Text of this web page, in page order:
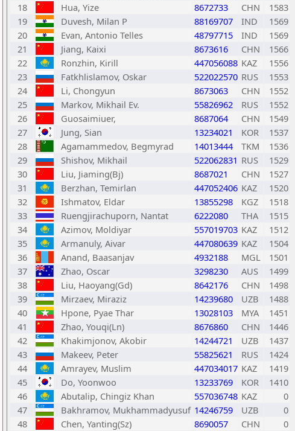
18
Hua, Yize 8672733 CHN
1583
19
Duvesh, Milan P 88169707 IND
1569
20
Evan, Antonio Telles 48797715 IND
1569
21
Jiang, Kaixi 8673616 CHN
1566
22
Ronzhin, Kirill 447056088 KAZ
1556
23
Fatkhlislamov, Oskar 522022570 RUS
1553
24
Li, Chongyun 8673063 CHN
1552
25
Markov, Mikhail Ev. 55826962 RUS
1552
26
Guosaimiuer, 8687064 CHN
1549
27
Jung, Sian 13234021 KOR
1537
28
Agamammedov, Begmyrad 14013444 TKM
1536
29
Shishov, Mikhail 522062831 RUS
1529
30
Liu, Jiaming(Bj) 8687021 CHN
1527
31
Berzhan, Temirlan 447052406 KAZ
1520
32
Ishmatov, Eldar 13855298 KGZ
1518
33
Ruengjirachuporn, Nantat 6222080 THA
1515
34
Azimov, Moldiyar 557019703 KAZ
1512
35
Armanuly, Aivar 447080639 KAZ
1504
36
Anand, Baasanjav 4932188 MGL
1501
37
Zhao, Oscar 3298230 AUS
1499
38
Liu, Haoyang(Gd) 8642176 CHN
1498
39
Mirzaev, Miraziz 14239680 UZB
1488
40
Hpone, Pyae Thar 13028103 MYA
1451
41
Zhao, Youqi(Ln) 8676860 CHN
1446
42
Khakimjonov, Akobir 14244721 UZB
1437
43
Makeev, Peter 55825621 RUS
1424
44
Amrayev, Muslim 447034017 KAZ
1419
45
Do, Yoonwoo 13233769 KOR
1410
46
Abutalip, Chingiz Khan 557036748 KAZ
0
47
Bakhramov, Mukhammadyusuf 14246759 UZB
0
48
Chen, Yanting(Sz) 8690057 CHN
0